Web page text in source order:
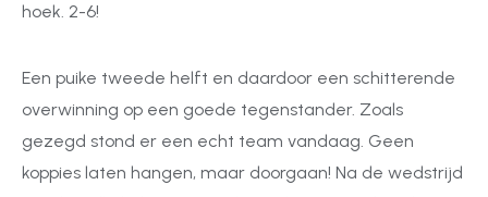
hoek. 2-6!
Een puike tweede helft en daardoor een schitterende
overwinning op een goede tegenstander. Zoals
gezegd stond er een echt team vandaag. Geen
koppies laten hangen, maar doorgaan! Na de wedstrijd